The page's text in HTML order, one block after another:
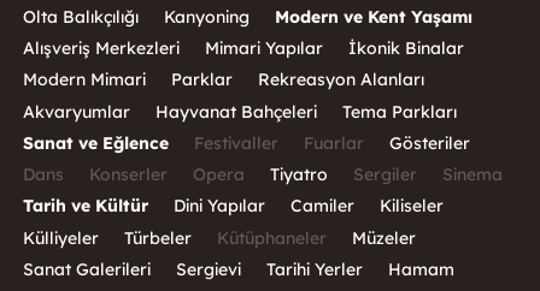
Olta Balıkçılığı
Kanyoning
Modern ve Kent Yaşamı
Alışveriş Merkezleri
Mimari Yapılar
İkonik Binalar
Modern Mimari
Parklar
Rekreasyon Alanları
Akvaryumlar
Hayvanat Bahçeleri
Tema Parkları
Sanat ve Eğlence
Festivaller Fuarlar
Gösteriler
Dans
Konserler Opera Tiyatro Sergiler
Sinema
Tarih ve Kültür
Dini Yapılar Camiler
Kiliseler
Külliyeler
Türbeler Kütüphaneler
Müzeler
Sanat Galerileri
Sergievi Tarihi Yerler
Hamam